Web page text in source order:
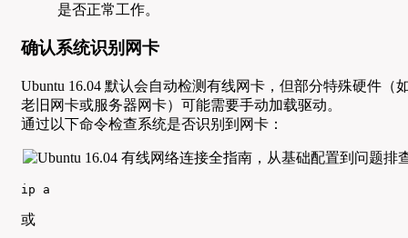
是否正常工作。
确认系统识别网卡
Ubuntu 16.04 默认会自动检测有线网卡，但部分特殊硬件（
老旧网卡或服务器网卡）可能需要手动加载驱动。
通过以下命令检查系统是否识别到网卡：
ip a
或